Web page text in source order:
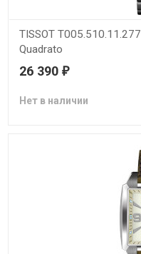
TISSOT
Quadrato
26 390 ₽
Нет в наличии